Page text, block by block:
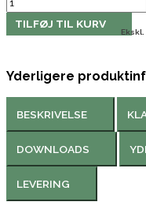
TILFØJ TIL KURV
Ekskl.
Yderligere
BESKRIVELSE
DOWNLOADS
LEVERING